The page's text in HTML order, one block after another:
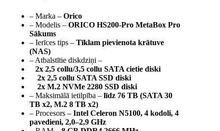
– Marka – Orico
– Modelis – ORICO HS200-Pro MetaBox Pro
Sākums
– Ierīces tips – Tīklam pievienota krātuve
(NAS)
– Atbalstītie diskdziņi –
2x 2,5 collu/3,5 collu SATA cietie diski
2x 2,5 collu SATA SSD diski
2x M.2 NVMe 2280 SSD diski
– Maksimālā ietilpība – līdz 76 TB (SATA 30
TB x2, M.2 8 TB x2)
– Procesors – Intel Celeron N5100, 4 kodoli, 4
pavedieni, 2,0–2,9 GHz